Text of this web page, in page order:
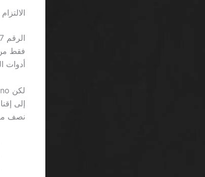
فقط من
أدوات
إلى
نصف